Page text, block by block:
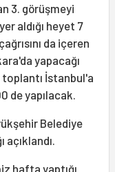
3. görüşmeyi
aldığı heyet 7
da içeren
yapacağı
İstanbul'a
de yapılacak.
Belediye
hafta yaptığı